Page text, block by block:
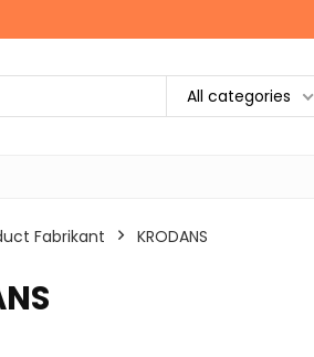
All categories
Fabrikant ‎KRODANS